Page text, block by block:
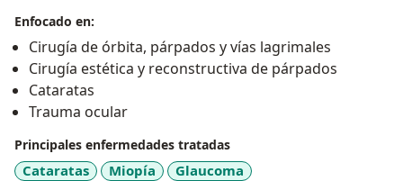
Enfocado en:
Cirugía de órbita, párpados y vías lagrimales
Cirugía estética y reconstructiva de párpados
Cataratas
Trauma ocular
Principales enfermedades tratadas
Cataratas Miopía
Glaucoma